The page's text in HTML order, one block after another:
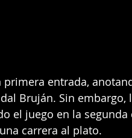
entrada,
Bruján. Sin embargo,
el juego en la segunda
carrera al plato.